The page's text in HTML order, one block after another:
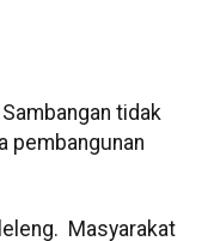
tidak
pembangunan
Masyarakat